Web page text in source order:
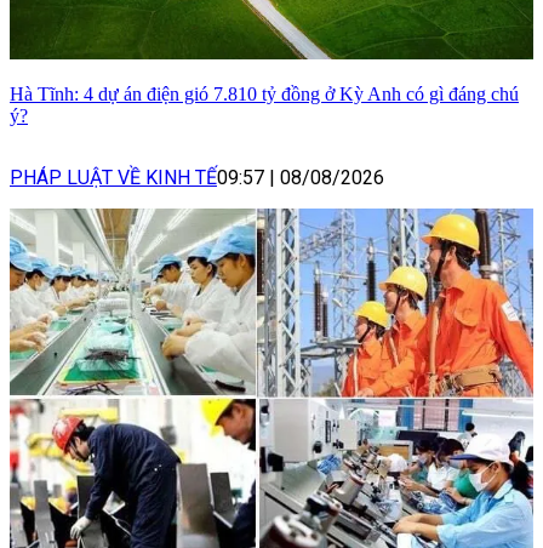
Hà Tĩnh: 4 dự án điện gió 7.810 tỷ đồng ở Kỳ Anh có gì đáng chú
ý?
PHÁP LUẬT VỀ KINH TẾ09:57 | 08/08/2026